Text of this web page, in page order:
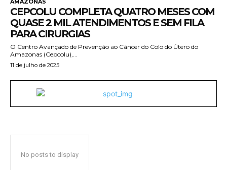
AMAZONAS
CEPCOLU COMPLETA QUATRO MESES COM
QUASE 2 MIL ATENDIMENTOS E SEM FILA
PARA CIRURGIAS
O Centro Avançado de Prevenção ao Câncer do Colo do Útero do
Amazonas (Cepcolu),...
11 de julho de 2025
No posts to display